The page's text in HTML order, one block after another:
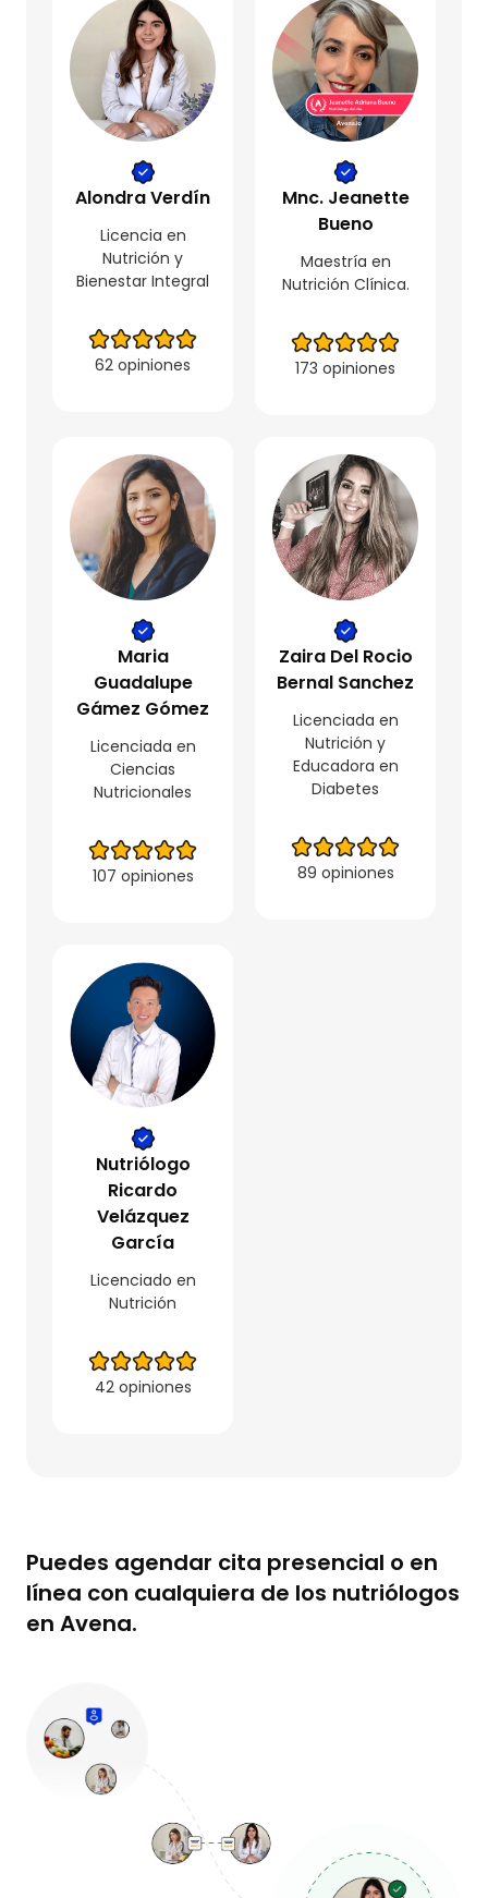
Alondra Verdín
Licencia en
Nutrición y
Bienestar Integral
62 opiniones
Mnc. Jeanette
Bueno
Maestría en
Nutrición Clínica.
173 opiniones
Maria
Guadalupe
Gámez Gómez
Licenciada en
Ciencias
Nutricionales
107 opiniones
Zaira Del Rocio
Bernal Sanchez
Licenciada en
Nutrición y
Educadora en
Diabetes
89 opiniones
Nutriólogo
Ricardo
Velázquez
García
Licenciado en
Nutrición
42 opiniones
Puedes agendar cita presencial o en
línea con cualquiera de los nutriólogos
en Avena.